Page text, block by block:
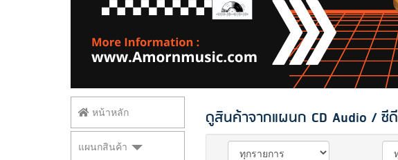
หน้าหลัก
แผนกสินค้า
ดูสินค้าจากแผนก CD Audio / ซีดี